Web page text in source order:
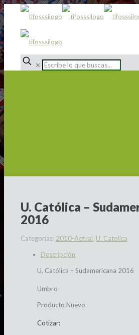
✕
U. Católica –
2016
Categorías: 2010-Actual, U. Catolica
Descripción
U. Católica – Sudamericana 2016
Umbro
Producto Nuevo
Cotizar: